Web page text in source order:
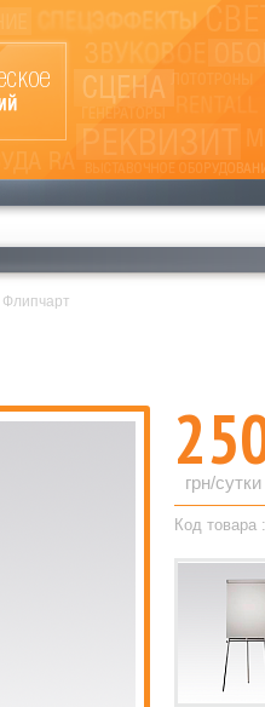
Флипчарт
грн/сутки
Код товара